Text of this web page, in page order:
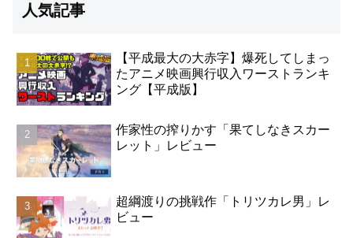
人気記事
【平成最大の大赤字】爆死してしまっ
たアニメ映画興行収入ワーストランキ
ング【平成版】
作家性の搾りかす「果てしなきスカー
レット」レビュー
超綱渡りの挑戦作「トリツカレ男」レ
ビュー